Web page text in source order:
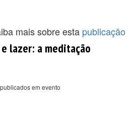
mais sobre esta publicação
lazer: a meditação
em evento